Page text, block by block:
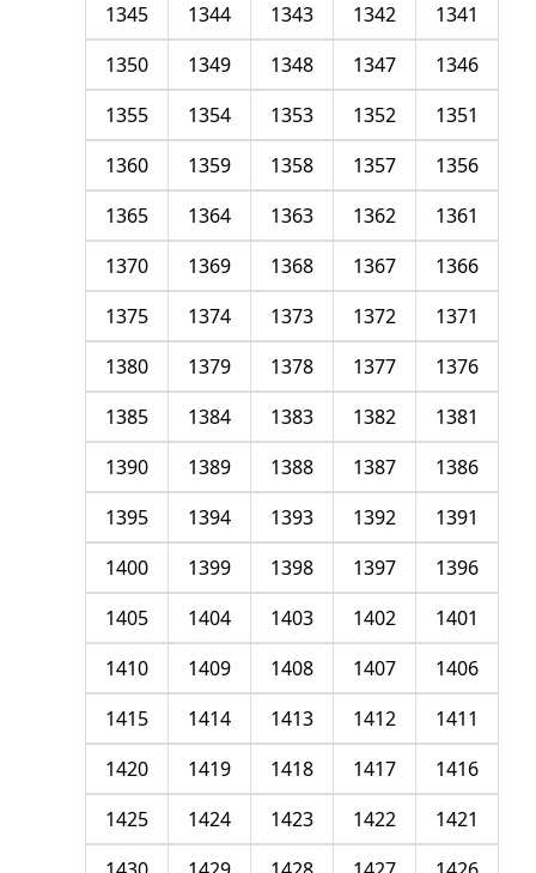
1341
1342
1343
1344
1345
1346
1347
1348
1349
1350
1351
1352
1353
1354
1355
1356
1357
1358
1359
1360
1361
1362
1363
1364
1365
1366
1367
1368
1369
1370
1371
1372
1373
1374
1375
1376
1377
1378
1379
1380
1381
1382
1383
1384
1385
1386
1387
1388
1389
1390
1391
1392
1393
1394
1395
1396
1397
1398
1399
1400
1401
1402
1403
1404
1405
1406
1407
1408
1409
1410
1411
1412
1413
1414
1415
1416
1417
1418
1419
1420
1421
1422
1423
1424
1425